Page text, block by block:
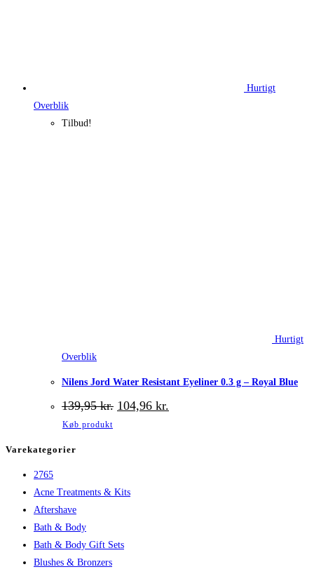
Hurtigt
Overblik
Tilbud!
Hurtigt
Overblik
Nilens Jord Water Resistant Eyeliner 0.3 g – Royal Blue
139,95kr. Den
oprindelige
104,96 kr.
aktuelle
Køb produkt
Varekategorier
2765
Acne Treatments & Kits
Aftershave
Bath & Body
Bath & Body Gift Sets
Blushes & Bronzers